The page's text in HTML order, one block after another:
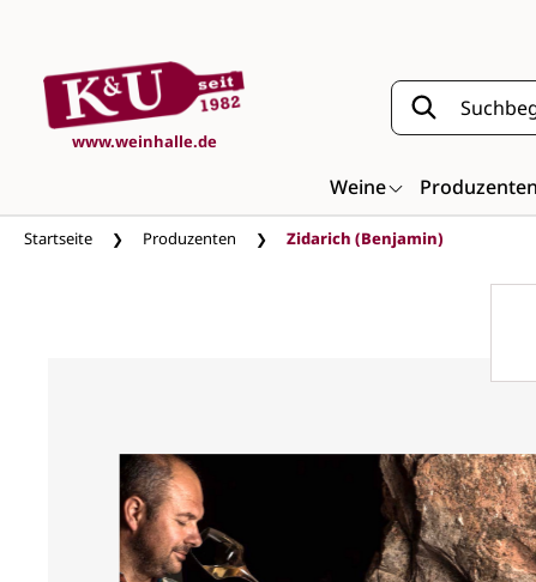
www.weinhalle.de
Weine Produzenten
Startseite Produzenten Zidarich (Benjamin)